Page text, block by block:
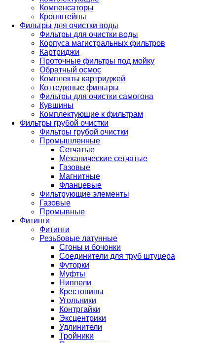
Компенсаторы
Кронштейны
Фильтры для очистки воды
Фильтры для очистки воды
Корпуса магистральных фильтров
Картриджи
Проточные фильтры под мойку
Обратный осмос
Комплекты картриджей
Коттеджные фильтры
Фильтры для очистки самогона
Кувшины
Комплектующие к фильтрам
Фильтры грубой очистки
Фильтры грубой очистки
Промышленные
Сетчатые
Механические сетчатые
Газовые
Магнитные
Фланцевые
Фильтрующие элементы
Газовые
Промывные
Фитинги
Фитинги
Резьбовые латунные
Сгоны и бочонки
Соединители для труб штуцера
Футорки
Муфты
Ниппели
Крестовины
Угольники
Контргайки
Эксцентрики
Удлинители
Тройники